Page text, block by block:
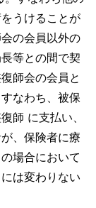
うけることが
の会員以外の
等との間で契
師会の会員と
なわち、被保
師 に支払い、
、保険者に療
場合において
は変わりない